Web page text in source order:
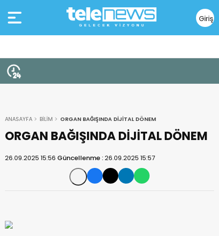
Giriş
Yap
ANASAYFA BİLİM ORGAN BAĞIŞINDA DİJİTAL DÖNEM
ORGAN BAĞIŞINDA DİJİTAL DÖNEM
26.09.2025 15:56 Güncellenme :26.09.2025 15:57